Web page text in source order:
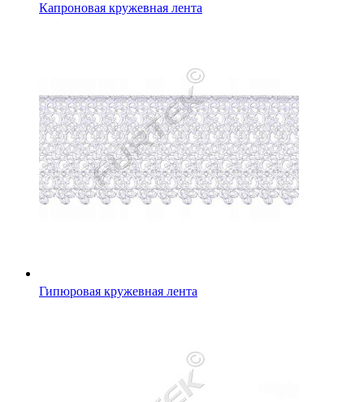
Капроновая кружевная лента
Гипюровая кружевная лента